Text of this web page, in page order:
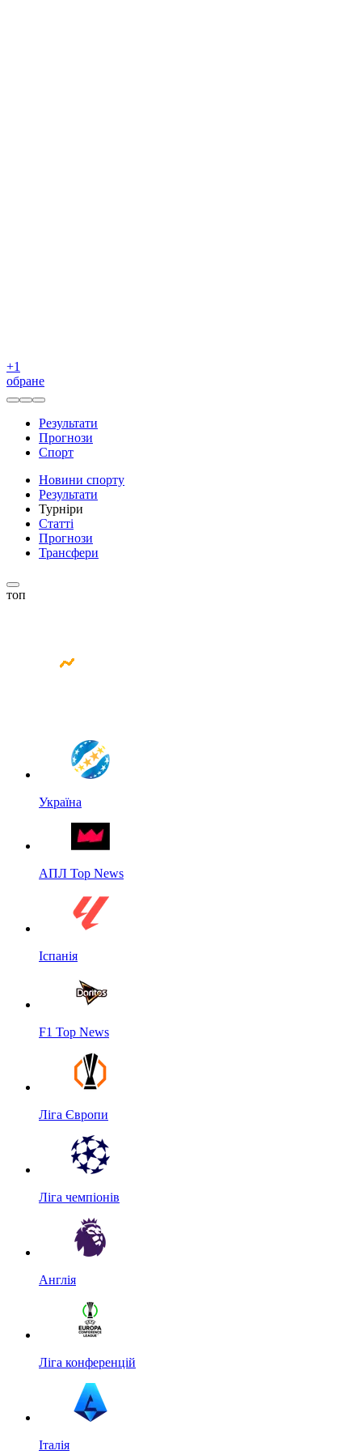
+1
обране
Результати
Прогнози
Спорт
Новини спорту
Результати
Турніри
Статті
Прогнози
Трансфери
топ
Україна
АПЛ Top News
Іспанія
F1 Top News
Ліга Європи
Ліга чемпіонів
Англія
Ліга конференцій
Італія